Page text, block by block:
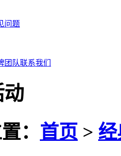
问题
团队联系我们
动
： 首页 >